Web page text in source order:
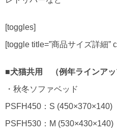
[toggles]
[toggle title=”商品サイズ詳細”
■犬猫共用 （例年ラインアッ
・秋冬ソファベッド
PSFH450：S (450×370×140)
PSFH530：M (530×430×140)